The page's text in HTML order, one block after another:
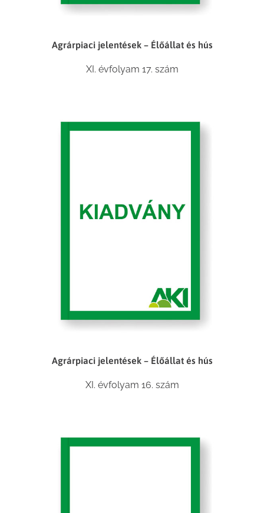
Agrárpiaci jelentések – Élőállat és hús
XI. évfolyam 17. szám
Agrárpiaci jelentések – Élőállat és hús
XI. évfolyam 16. szám